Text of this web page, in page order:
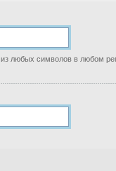
любых символов в любом